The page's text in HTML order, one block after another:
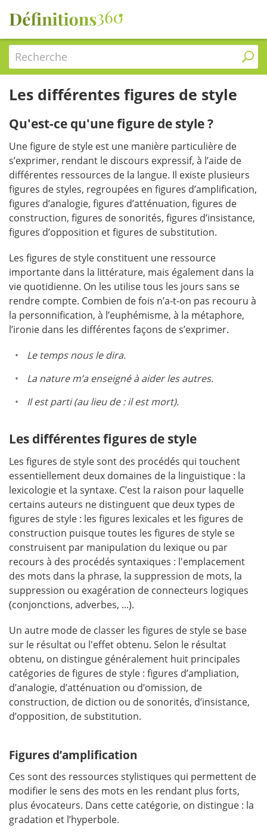
Recherche
Les différentes figures de style
Qu'est-ce qu'une figure de style ?
Une figure de style est une manière particulière de
s’exprimer, rendant le discours expressif, à l’aide de
différentes ressources de la langue. Il existe plusieurs
figures de styles, regroupées en figures d’amplification,
figures d’analogie, figures d’atténuation, figures de
construction, figures de sonorités, figures d’insistance,
figures d’opposition et figures de substitution.
Les figures de style constituent une ressource
importante dans la littérature, mais également dans la
vie quotidienne. On les utilise tous les jours sans se
rendre compte. Combien de fois n’a-t-on pas recouru à
la personnification, à l’euphémisme, à la métaphore,
l’ironie dans les différentes façons de s’exprimer.
Le temps nous le dira.
La nature m’a enseigné à aider les autres.
Il est parti (au lieu de : il est mort).
Les différentes figures de style
Les figures de style sont des procédés qui touchent
essentiellement deux domaines de la linguistique : la
lexicologie et la syntaxe. C’est la raison pour laquelle
certains auteurs ne distinguent que deux types de
figures de style : les figures lexicales et les figures de
construction puisque toutes les figures de style se
construisent par manipulation du lexique ou par
recours à des procédés syntaxiques : l'emplacement
des mots dans la phrase, la suppression de mots, la
suppression ou exagération de connecteurs logiques
(conjonctions, adverbes, ...).
Un autre mode de classer les figures de style se base
sur le résultat ou l'effet obtenu. Selon le résultat
obtenu, on distingue généralement huit principales
catégories de figures de style : figures d’ampliation,
d’analogie, d’atténuation ou d’omission, de
construction, de diction ou de sonorités, d’insistance,
d’opposition, de substitution.
Figures d’amplification
Ces sont des ressources stylistiques qui permettent de
modifier le sens des mots en les rendant plus forts,
plus évocateurs. Dans cette catégorie, on distingue : la
gradation et l’hyperbole.